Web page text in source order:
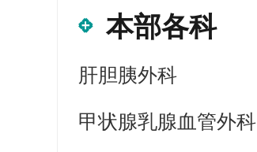
本部各科
肝胆胰外科
甲状腺乳腺血管外科